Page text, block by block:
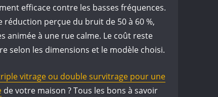
efficace contre les basses fréquences.
perçue du bruit de 50 à 60 %,
animée à une rue calme. Le coût reste
selon les dimensions et le modèle choisi.
vitrage ou double survitrage pour une
de votre maison ? Tous les bons à savoir